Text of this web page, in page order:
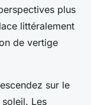
plus
littéralement
de vertige
sur le
Les